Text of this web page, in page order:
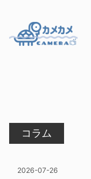
コラム
2026-07-26